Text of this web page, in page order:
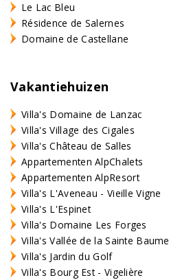
Le Lac Bleu
Résidence de Salernes
Domaine de Castellane
Vakantiehuizen
Villa's Domaine de Lanzac
Villa's Village des Cigales
Villa's Château de Salles
Appartementen AlpChalets
Appartementen AlpResort
Villa's L'Aveneau - Vieille Vigne
Villa's L'Espinet
Villa's Domaine Les Forges
Villa's Vallée de la Sainte Baume
Villa's Jardin du Golf
Villa's Bourg Est - Vigelière